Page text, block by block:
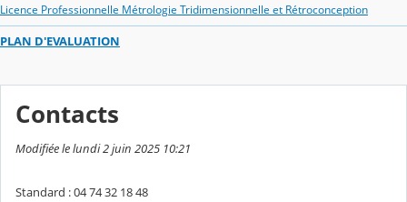
Licence Professionnelle Métrologie Tridimensionnelle et Rétroconception
PLAN D'EVALUATION
Contacts
Modifiée le lundi 2 juin 2025 10:21
Standard : 04 74 32 18 48